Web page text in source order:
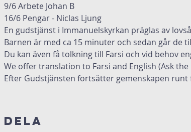
9/6 Arbete Johan B
16/6 Pengar - Niclas Ljung
En gudstjänst i Immanuelskyrkan präglas av
Barnen är med ca 15 minuter och sedan går de
Du kan även få tolkning till Farsi och vid behov
We offer translation to Farsi and English (Ask the
Efter Gudstjänsten fortsätter gemenskapen
Dela